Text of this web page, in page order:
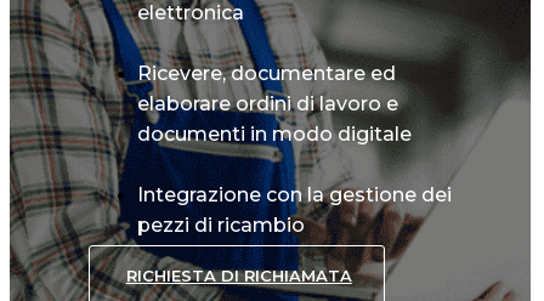
elettronica
Ricevere, documentare ed
elaborare ordini di lavoro e
documenti in modo digitale
Integrazione con la gestione dei
pezzi di ricambio
RICHIESTA DI RICHIAMATA